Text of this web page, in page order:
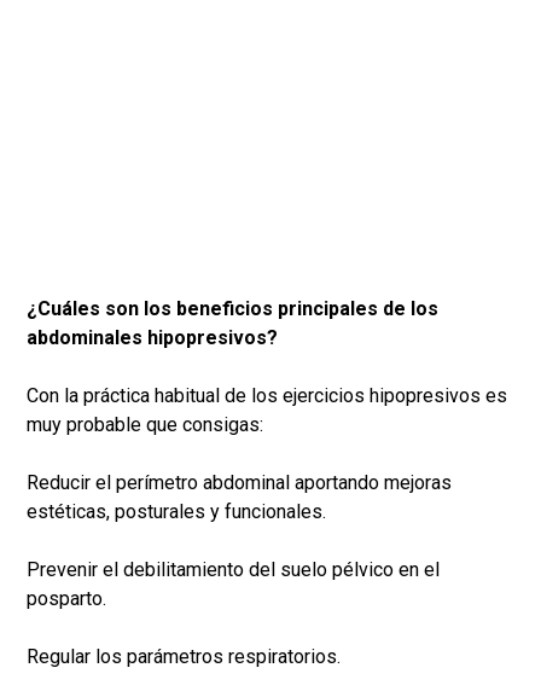
¿Cuáles son los beneficios principales de los
abdominales hipopresivos?
Con la práctica habitual de los ejercicios hipopresivos es
muy probable que consigas:
Reducir el perímetro abdominal aportando mejoras
estéticas, posturales y funcionales.
Prevenir el debilitamiento del suelo pélvico en el
posparto.
Regular los parámetros respiratorios.